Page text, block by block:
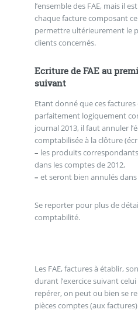
l’ensemble des FAE, mais il
chaque facture composant
permettre ultérieurement le
clients concernés.
Ecriture de FAE au
suivant
Etant donné que ces
parfaitement logiquement
journal 2013, il faut annuler
comptabilisée à la clôture
– les produits
dans les comptes de 2012,
– et seront bien annulés dans
Se reporter pour plus de
comptabilité.
Les FAE, factures à établir,
durant l’exercice suivant
repérer, on peut ou bien se
pièces comptes (aux